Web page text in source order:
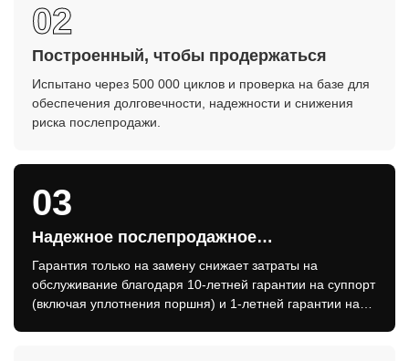
02
Построенный, чтобы продержаться
Испытано через 500 000 циклов и проверка на базе для
обеспечения долговечности, надежности и снижения
риска послепродажи.
03
Надежное послепродажное
обслуживание
Гарантия только на замену снижает затраты на
обслуживание благодаря 10-летней гарантии на суппорт
(включая уплотнения поршня) и 1-летней гарантии на